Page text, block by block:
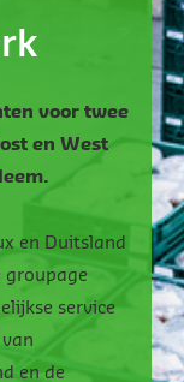
voor twee
en West
en Duitsland
groupage
service
en de